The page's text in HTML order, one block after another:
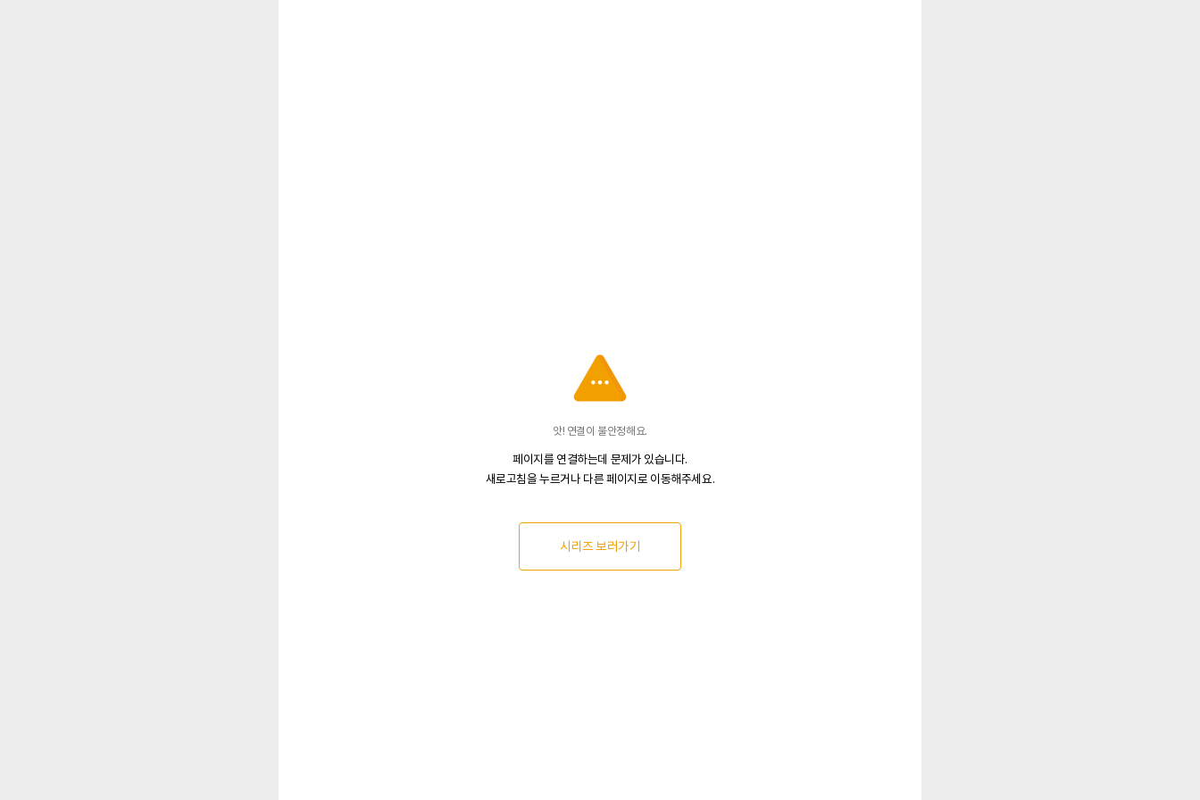
앗! 연결이 불안정해요.
페이지를 연결하는데 문제가 있습니다.
새로고침을 누르거나 다른 페이지로 이동해주세요.
시리즈 보러가기